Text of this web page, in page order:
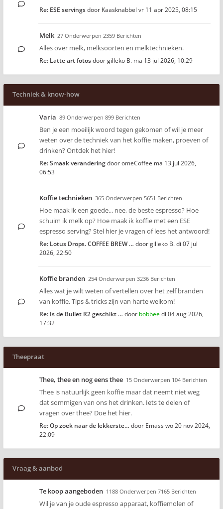
Re: ESE servingsdoor Kaasknabbel vr 11 apr 2025, 08:15
Melk 27 Onderwerpen 2359 Berichten
Alles over melk, melksoorten en melktechnieken.
Re: Latte art fotosdoorgilleko B. ma 13 jul 2026, 10:29
Techniek & know-how
Varia 89 Onderwerpen 899 Berichten
Ben je een moeilijk woord tegen gekomen of wil je meer
weten over de techniek van het koffie maken, proeven of
drinken? Ontdek het hier!
Re: Smaak veranderingdooromeCoffee ma 13 jul 2026,
06:53
Koffie technieken 365 Onderwerpen 5651 Berichten
Hoe maak ik een goede... nee, de beste espresso? Hoe
schuim ik melk op? Hoe maak ik koffie met een ESE
espresso serving? Stel hier je vragen of lees het antwoord!
Re: Lotus Drops. COFFEE BREW … doorgilleko B.di 07 jul
2026, 22:50
Koffie branden 254 Onderwerpen 3236 Berichten
Alles wat je wilt weten of vertellen over het zelf branden
van koffie. Tips & tricks zijn van harte welkom!
Re: Is de Bullet R2 geschikt … door bobbeedi 04 aug 2026,
17:32
Theepraat
Thee, thee en nog eens thee 15 Onderwerpen 104 Berichten
Thee is natuurlijk geen koffie maar dat neemt niet weg
dat sommigen van ons het drinken. Iets te delen of
vragen over thee? Doe het hier.
Re: Op zoek naar de lekkerste… door Emasswo 20 nov 2024,
22:09
Vraag & aanbod
Te koop aangeboden 1188 Onderwerpen 7165 Berichten
Wil je van je oude espresso apparaat, koffiemolen of